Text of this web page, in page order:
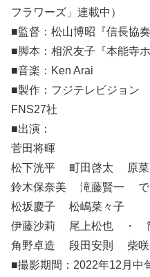
フラワーズ」連載中）
■監督：松山博昭『信長協
■脚本：相沢友子『本能寺
■音楽：Ken Arai
■製作：フジテレビジョ
FNS27社
■出演：
菅田将暉
松下洸平 町田啓太 原菜
鈴木保奈美 滝藤賢一
松坂慶子 松嶋菜々子
伊藤沙莉 尾上松也 ・
角野卓造 段田安則 柴咲
■撮影期間：2022年12月中